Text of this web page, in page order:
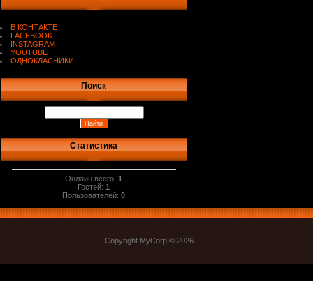
В КОНТАКТЕ
FACEBOOK
INSTAGRAM
YOUTUBE
ОДНОКЛАСНИКИ
Поиск
Статистика
Онлайн всего:1
Гостей:1
Пользователей:0
Copyright MyCorp © 2026